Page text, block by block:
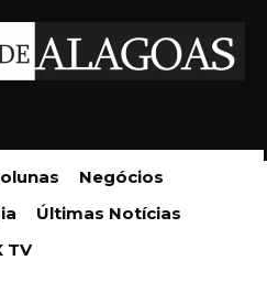
Negócios
Últimas Notícias
TV